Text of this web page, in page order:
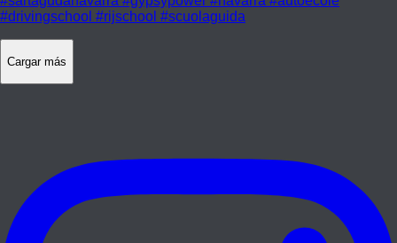
Cargar más